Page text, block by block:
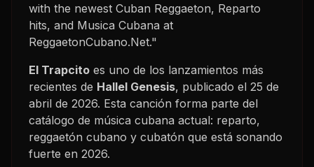
with the newest Cuban Reggaeton, Reparto
hits, and Musica Cubana at
ReggaetonCubano.Net."
El Trapcito es uno de los lanzamientos más
recientes de Hallel Genesis, publicado el 25 de
abril de 2026. Esta canción forma parte del
catálogo de música cubana actual: reparto,
reggaetón cubano y cubatón que está sonando
fuerte en 2026.